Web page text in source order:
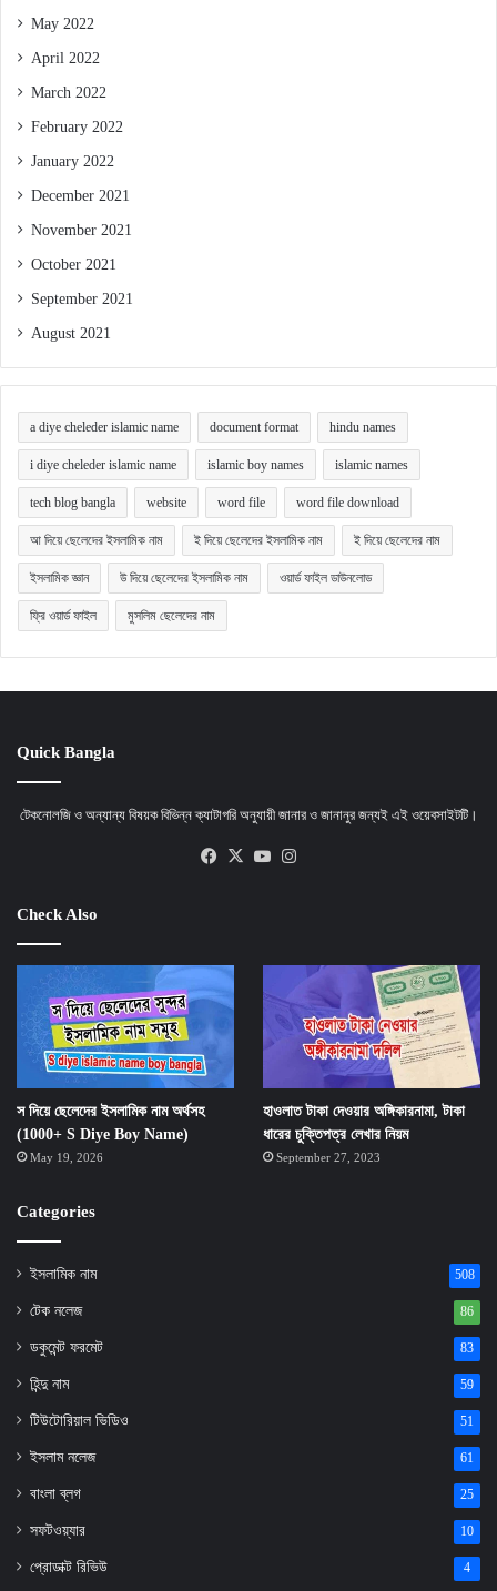
May 2022
April 2022
March 2022
February 2022
January 2022
December 2021
November 2021
October 2021
September 2021
August 2021
a diye cheleder islamic name document format hindu names
i diye cheleder islamic name islamic boy names islamic names
tech blog bangla website word file word file download
আ দিয়ে ছেলেদের ইসলামিক নাম ই দিয়ে ছেলেদের ইসলামিক নাম ই দিয়ে ছেলেদের নাম
ইসলামিক জ্ঞান উ দিয়ে ছেলেদের ইসলামিক নাম ওয়ার্ড ফাইল ডাউনলোড
ফ্রি ওয়ার্ড ফাইল মুসলিম ছেলেদের নাম
Quick Bangla
টেকনোলজি ও অন্যান্য বিষয়ক বিভিন্ন ক্যাটাগরি অনুযায়ী জানার ও জানানুর জন্যই এই ওয়েবসাইটটি।
Facebook
X YouTube
Check Also
স দিয়ে ছেলেদের ইসলামিক নাম অর্থসহ
(1000+ S Diye Boy Name)
May 19, 2026
হাওলাত টাকা দেওয়ার অঙ্গিকারনামা, টাকা
ধারের চুক্তিপত্র লেখার নিয়ম
September 27, 2023
Categories
ইসলামিক নাম 508
টেক নলেজ 86
ডকুমেন্ট ফরমেট 83
হিন্দু নাম 59
টিউটোরিয়াল ভিডিও 51
ইসলাম নলেজ 61
বাংলা ব্লগ 25
সফটওয়্যার 10
প্রোডাক্ট রিভিউ 4